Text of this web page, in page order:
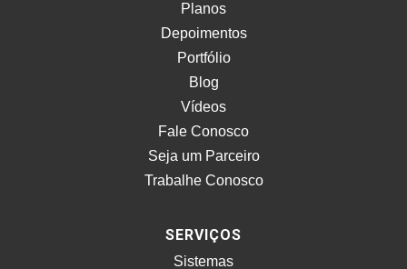
Planos
Depoimentos
Portfólio
Blog
Vídeos
Fale Conosco
Seja um Parceiro
Trabalhe Conosco
SERVIÇOS
Sistemas